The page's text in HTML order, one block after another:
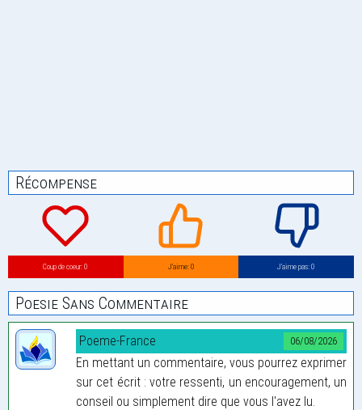
Récompense
Coup de coeur: 0 J’aime: 0 J’aime pas: 0
Poesie Sans Commentaire
06/08/2026
Poeme-France
En mettant un commentaire, vous pourrez exprimer
sur cet écrit : votre ressenti, un encouragement, un
conseil ou simplement dire que vous l'avez lu.